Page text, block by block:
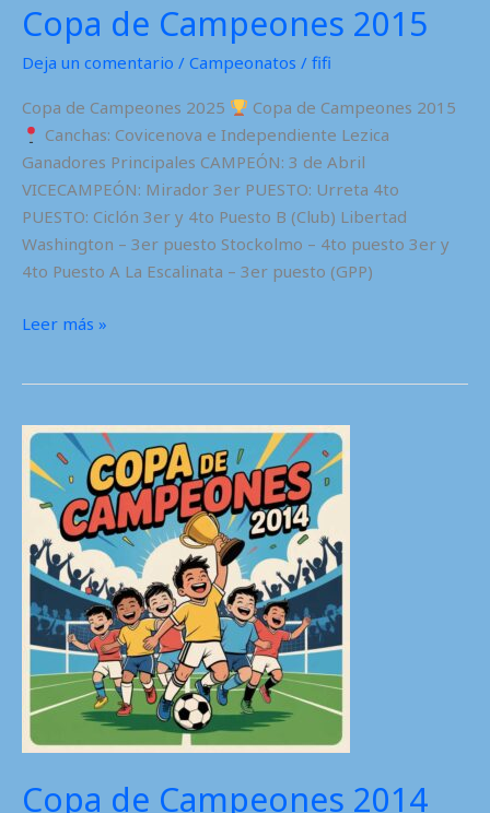
Copa de Campeones 2015
Deja un comentario / Campeonatos / fifi
Copa de Campeones 2025
Copa de Campeones 2015
Canchas: Covicenova e Independiente Lezica
Ganadores Principales CAMPEÓN: 3 de Abril
VICECAMPEÓN: Mirador 3er PUESTO: Urreta 4to
PUESTO: Ciclón 3er y 4to Puesto B (Club) Libertad
Washington – 3er puesto Stockolmo – 4to puesto 3er y
4to Puesto A La Escalinata – 3er puesto (GPP)
Copa
Leer más »
Copa de Campeones 2014